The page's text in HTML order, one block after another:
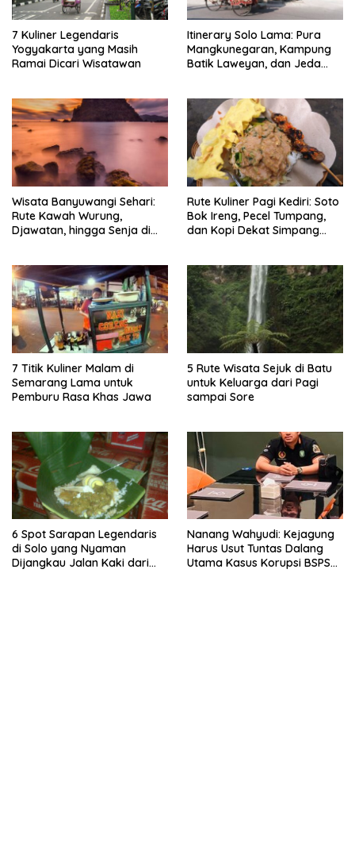
7 Kuliner Legendaris
Yogyakarta yang Masih
Ramai Dicari Wisatawan
Itinerary Solo Lama: Pura
Mangkunegaran, Kampung
Batik Laweyan, dan Jeda
Wisata Banyuwangi Sehari:
Rute Kawah Wurung,
Djawatan, hingga Senja di
Rute Kuliner Pagi Kediri: Soto
Bok Ireng, Pecel Tumpang,
dan Kopi Dekat Simpang
7 Titik Kuliner Malam di
Semarang Lama untuk
Pemburu Rasa Khas Jawa
5 Rute Wisata Sejuk di Batu
untuk Keluarga dari Pagi
sampai Sore
6 Spot Sarapan Legendaris
di Solo yang Nyaman
Dijangkau Jalan Kaki dari
Nanang Wahyudi: Kejagung
Harus Usut Tuntas Dalang
Utama Kasus Korupsi BSPS